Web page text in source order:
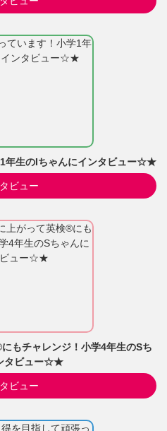
年生のIちゃんにインタビュー☆★
ビュー
もチャレンジ！小学4年生のSち
タビュー☆★
ビュー